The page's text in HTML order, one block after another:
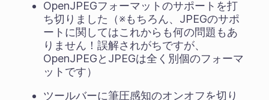
OpenJPEGフォーマットのサポートを打
ち切りました（※もちろん、JPEGのサポ
ートに関してはこれからも何の問題もあ
りません！誤解されがちですが、
OpenJPEGとJPEGは全く別個のフォーマ
ットです）
ツールバーに筆圧感知のオンオフを切り